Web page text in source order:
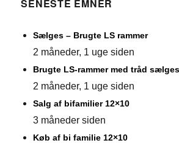
SENESTE EMNER
Sælges – Brugte LS rammer
2 måneder, 1 uge siden
Brugte LS-rammer med tråd sælges
2 måneder, 1 uge siden
Salg af bifamilier 12×10
3 måneder siden
Køb af bi familie 12×10